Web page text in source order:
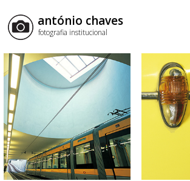
antónio chaves
fotografia institucional